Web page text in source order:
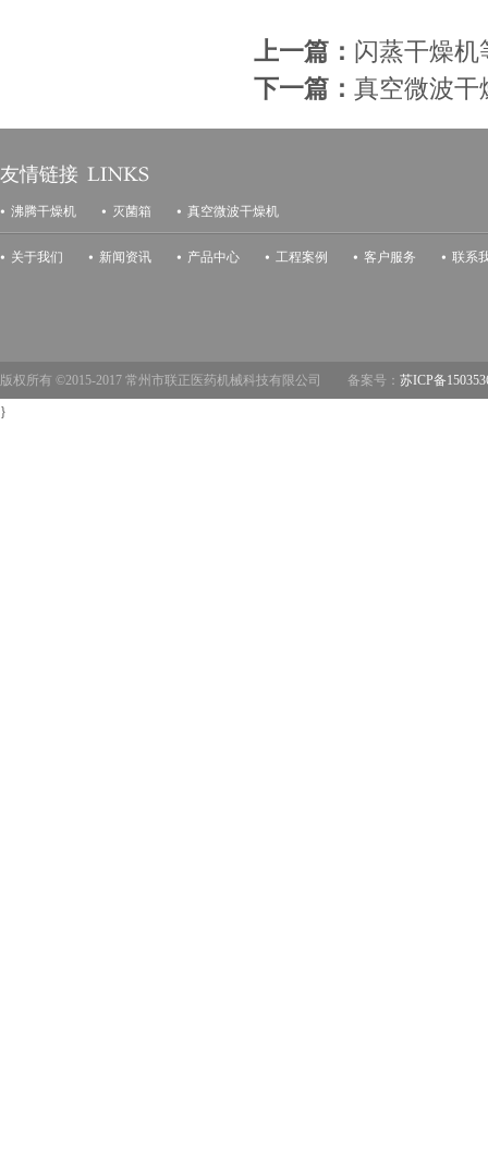
上一篇： 闪蒸干燥机
下一篇： 真空微波干
友情链接
沸腾干燥机 灭菌箱 真空微波干燥机
关于我们 新闻资讯 产品中心 工程案例 客户服务 联系
版权所有 ©2015-2017 常州市联正医药机械科技有限公司 备案号： 苏ICP备
}